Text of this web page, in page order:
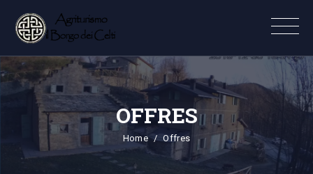
OFFRES
Home Offres